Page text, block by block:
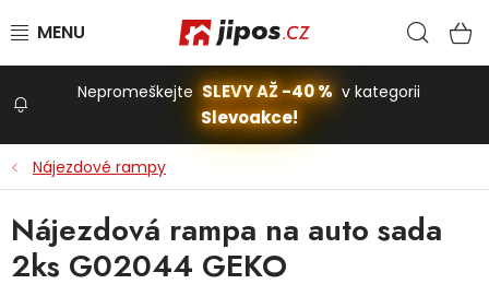
Stavba a dům
Nepromeškejte SLEVY AŽ -40 % v kategorii
Slevoakce!
Nájezdové rampy
Nájezdová rampa na auto sada
2ks G02044 GEKO